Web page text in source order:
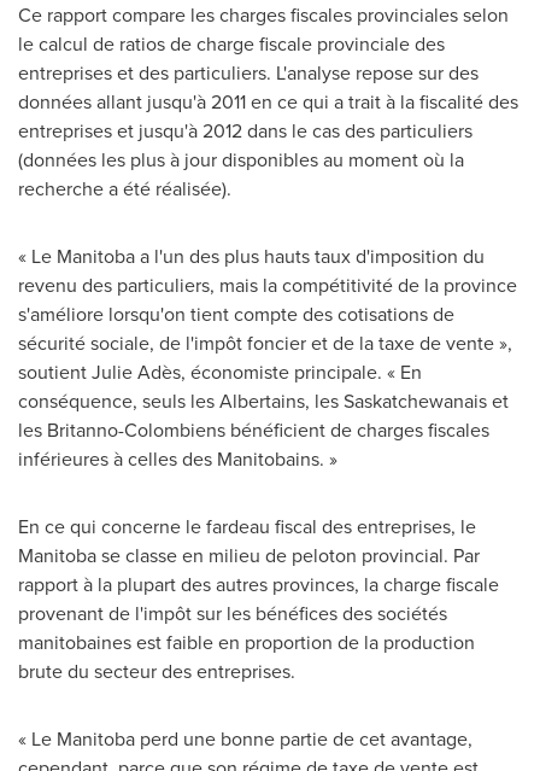
Ce rapport compare les charges fiscales provinciales selon
le calcul de ratios de charge fiscale provinciale des
entreprises et des particuliers. L'analyse repose sur des
données allant jusqu'à 2011 en ce qui a trait à la fiscalité des
entreprises et jusqu'à 2012 dans le cas des particuliers
(données les plus à jour disponibles au moment où la
recherche a été réalisée).
« Le Manitoba a l'un des plus hauts taux d'imposition du
revenu des particuliers, mais la compétitivité de la province
s'améliore lorsqu'on tient compte des cotisations de
sécurité sociale, de l'impôt foncier et de la taxe de vente »,
soutient Julie Adès, économiste principale. « En
conséquence, seuls les Albertains, les Saskatchewanais et
les Britanno-Colombiens bénéficient de charges fiscales
inférieures à celles des Manitobains. »
En ce qui concerne le fardeau fiscal des entreprises, le
Manitobase classe en milieu de peloton provincial. Par
rapport à la plupart des autres provinces, la charge fiscale
provenant de l'impôt sur les bénéfices des sociétés
manitobaines est faible en proportion de la production
brute du secteur des entreprises.
« Le Manitoba perd une bonne partie de cet avantage,